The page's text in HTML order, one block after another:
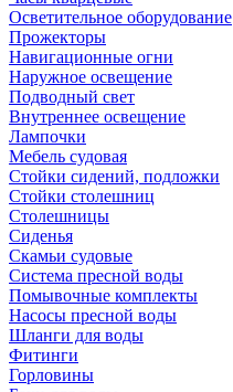
Осветительное оборудование
Прожекторы
Навигационные огни
Наружное освещение
Подводный свет
Внутреннее освещение
Лампочки
Мебель судовая
Стойки сидений, подложки
Стойки столешниц
Столешницы
Сиденья
Скамьи судовые
Система пресной воды
Помывочные комплекты
Насосы пресной воды
Шланги для воды
Фитинги
Горловины